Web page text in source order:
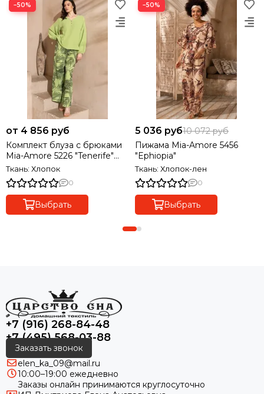
−50%
от 4 856 руб
Комплект блуза с брюками
Mia-Amore 5226 "Tenerife"
зеленый
Ткань: Хлопок
0
Выбрать
−50%
5 036 руб10 072 руб
Пижама Mia-Amore 5456
"Ephiopia"
Ткань: Хлопок-лен
0
Выбрать
+7 (916) 268-84-48
+7 (495) 568-03-88
Заказать звонок
elen_ka_09@mail.ru
10:00–19:00 ежедневно
Заказы онлайн принимаются круглосуточно